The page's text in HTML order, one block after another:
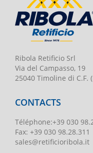
Ribola Retificio Srl
Via del Campasso, 19
25040 Timoline di C.F.
CONTACTS
Téléphone:+39 030
Fax: +39 030 98.28.311
sales@retificioribola.it